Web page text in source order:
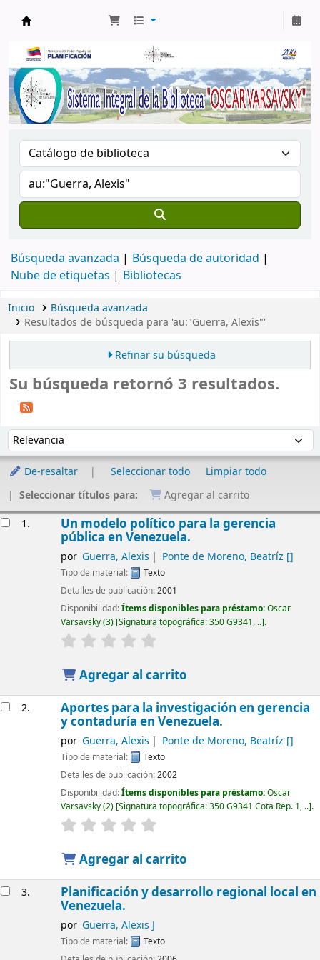
Búsqueda avanzada
Búsqueda de autoridad
Nube de etiquetas
Bibliotecas
Inicio
Búsqueda avanzada
Resultados de búsqueda para 'au:"Guerra, Alexis"'
Refinar su búsqueda
Su búsqueda retornó 3 resultados.
Ordenar por:
De-resaltar Seleccionar todo
Limpiar todo
Seleccionar títulos para:
Agregar al carrito
1. Un modelo político para la gerencia
pública en Venezuela.
por Guerra, Alexis Ponte de Moreno, Beatríz []
Tipo de material:
Texto
Detalles de publicación:2001
Disponibilidad:Ítems disponibles para préstamo:Oscar
Varsavsky(3) Signatura topográfica:350 G9341, .. .
Agregar al carrito
2. Aportes para la investigación en gerencia
y contaduría en Venezuela.
por Guerra, Alexis Ponte de Moreno, Beatríz []
Tipo de material:
Texto
Detalles de publicación:2002
Disponibilidad:Ítems disponibles para préstamo:Oscar
Varsavsky(2) Signatura topográfica:350 G9341 Cota Rep. 1, .. .
Agregar al carrito
3. Planificación y desarrollo regional local en
Venezuela.
por Guerra, Alexis J
Tipo de material:
Texto